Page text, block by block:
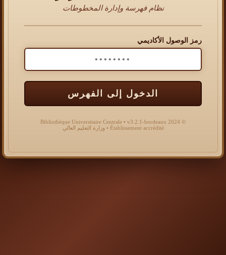
نظام فهرسة وإدارة المخطوطات
رمز الوصول الأكاديمي
الدخول إلى الفهرس
© 2024 Bibliothèque Universitaire Centrale • v3.2.1-bordeaux
Établissement accrédité • وزارة التعليم العالي